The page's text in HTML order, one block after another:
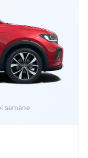
sarnane